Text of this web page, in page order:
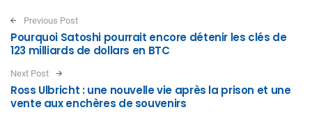
Post navigation
Previous Post
Pourquoi Satoshi pourrait encore détenir les clés de
123 milliards de dollars en BTC
Next Post
Ross Ulbricht : une nouvelle vie après la prison et une
vente aux enchères de souvenirs